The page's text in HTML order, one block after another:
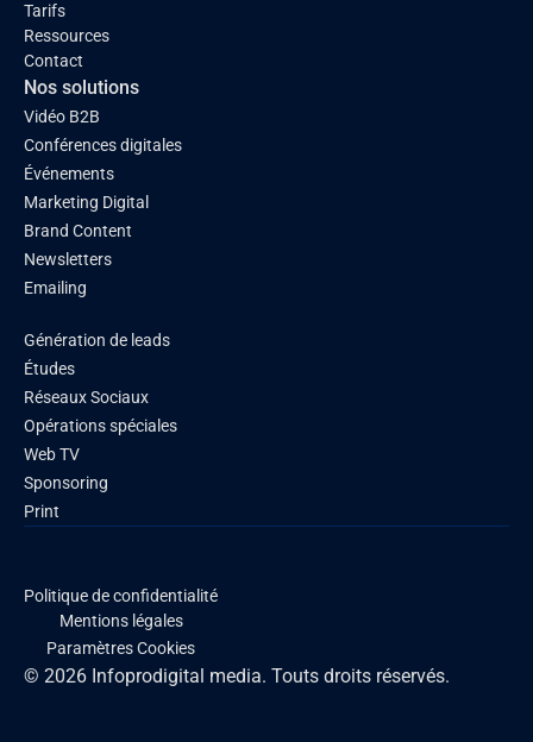
Tarifs
Ressources
Contact
Nos solutions
Vidéo B2B
Conférences digitales
Événements
Marketing Digital
Brand Content
Newsletters
Emailing
Génération de leads
Études
Réseaux Sociaux
Opérations spéciales
Web TV
Sponsoring
Print
© 2026 Infoprodigital media. Touts droits réservés.
Politique de confidentialité
Mentions légales
Paramètres Cookies